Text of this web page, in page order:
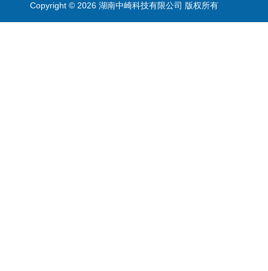
Copyright © 2026 湖南中崎科技有限公司 版权所有